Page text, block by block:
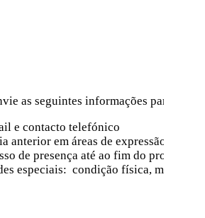
as seguintes informações para o
e contacto telefónico
anterior em áreas de expressão:
de presença até ao fim do projeto
especiais: condição física, médica